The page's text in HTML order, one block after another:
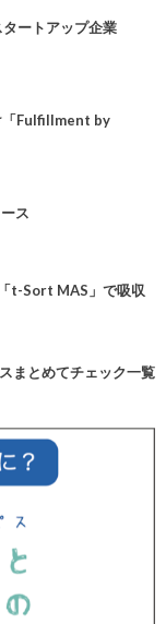
ートアップ企業
「Fulfillment by
ス
t-Sort MAS」で吸収
まとめてチェック一覧